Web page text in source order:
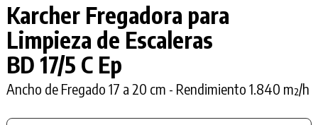
Karcher Fregadora para
Limpieza de Escaleras
BD 17/5 C Ep
Ancho de Fregado 17 a 20 cm - Rendimiento 1.840 m²/h